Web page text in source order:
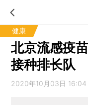
健康
北京流感疫
接种排长队
2020年10月03日 16:04